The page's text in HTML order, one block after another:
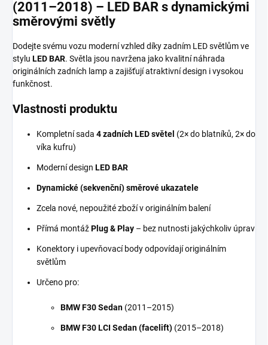
(2011–2018) – LED BAR s dynamickými
směrovými světly
Dodejte svému vozu moderní vzhled díky zadním LED světlům ve
stylu LED BAR. Světla jsou navržena jako kvalitní náhrada
originálních zadních lamp a zajišťují atraktivní design i vysokou
funkčnost.
Vlastnosti produktu
Kompletní sada 4 zadních LED světel (2× do blatníků, 2× do
víka kufru)
Moderní design LED BAR
Dynamické (sekvenční) směrové ukazatele
Zcela nové, nepoužité zboží v originálním balení
Přímá montážPlug & Play – bez nutnosti jakýchkoliv úprav
Konektory i upevňovací body odpovídají originálním
světlům
Určeno pro:
BMW F30 Sedan (2011–2015)
BMW F30 LCI Sedan (facelift) (2015–2018)